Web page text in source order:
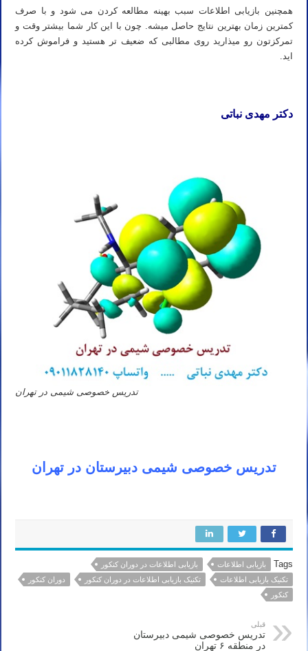
همچنین بازیابی اطلاعات سبب بهینه مطالعه کردن می شود و با صرف
کمترین زمان بهترین نتایج حاصل میشه. چون با این کار شما بیشتر وقت و
تمرکزتون رو میذارید روی مطالبی که ضعیف تر هستید و فراموش کرده
اید.
دکتر مهدی نباتی
تدریس خصوصی شیمی در تهران
تدریس خصوصی شیمی دبیرستان در تهران
Tags بازیابی اطلاعات
بازیابی اطلاعات در دوران کنکور
تکنیک بازیابی اطلاعات
تکنیک بازیابی اطلاعات در دوران کنکور
دوران کنکور
کنکور
قبلی
تدریس خصوصی شیمی دبیرستان
در منطقه ۶ تهران